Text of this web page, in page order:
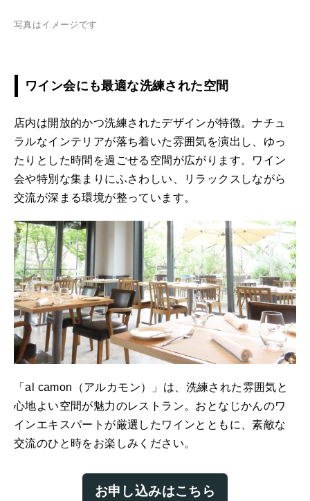
写真はイメージです
ワイン会にも最適な洗練された空間
店内は開放的かつ洗練されたデザインが特徴。ナチュ
ラルなインテリアが落ち着いた雰囲気を演出し、ゆっ
たりとした時間を過ごせる空間が広がります。ワイン
会や特別な集まりにふさわしい、リラックスしながら
交流が深まる環境が整っています。
「al camon（アルカモン）」は、洗練された雰囲気と
心地よい空間が魅力のレストラン。おとなじかんのワ
インエキスパートが厳選したワインとともに、素敵な
交流のひと時をお楽しみください。
お申し込みはこちら